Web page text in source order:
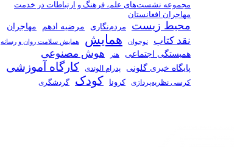
مجموعه نشست‌های علم، فرهنگ و ارتباطات در خدمت
مهاجران افغانستان
محیط زیست مردم‌نگاری مرضیه ادهم مهاجران
نقد کتاب نوجوان همایش همایش سلامت روان و رسانه
همبستگی اجتماعی هنر هوش مصنوعی
پایگاه خبری گلونی پدرام الوندی کارگاه آموزشی
کرسی نظریه‌پردازی کرونا کودک گردشگری